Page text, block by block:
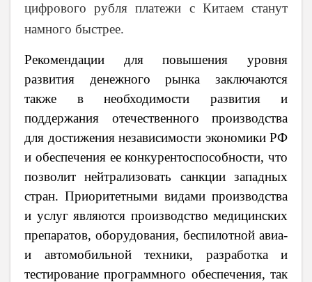
цифрового рубля платежи с Китаем станут
намного быстрее.
Рекомендации для повышения уровня
развития денежного рынка заключаются
также в необходимости развития и
поддержания отечественного производства
для достижения независимости экономики РФ
и обеспечения ее конкурентоспособности, что
позволит нейтрализовать санкции западных
стран. Приоритетными видами производства
и услуг являются производство медицинских
препаратов, оборудования, беспилотной авиа-
и автомобильной техники, разработка и
тестирование программного обеспечения, так